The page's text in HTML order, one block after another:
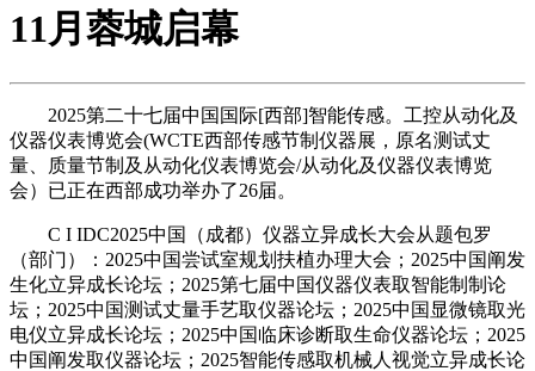
11月蓉城启幕
2025第二十七届中国国际[西部]智能传感。工控从动化及
仪器仪表博览会(WCTE西部传感节制仪器展，原名测试丈
量、质量节制及从动化仪表博览会/从动化及仪器仪表博览
会）已正在西部成功举办了26届。
C I IDC2025中国（成都）仪器立异成长大会从题包罗
（部门）：2025中国尝试室规划扶植办理大会；2025中国阐发
生化立异成长论坛；2025第七届中国仪器仪表取智能制制论
坛；2025中国测试丈量手艺取仪器论坛；2025中国显微镜取光
电仪立异成长论坛；2025中国临床诊断取生命仪器论坛；2025
中国阐发取仪器论坛；2025智能传感取机械人视觉立异成长论